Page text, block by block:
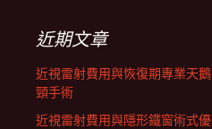
列近期文章
近視雷射費用與恢復期專業天鵝
頸手術
近視雷射費用與隱形鐵窗術式優